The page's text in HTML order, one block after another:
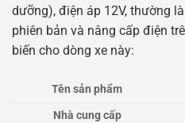
dưỡng), điện áp 12V, thường
phiên bản và nâng cấp điện
biến cho dòng xe này:
Tên sản phẩm
Nhà cung cấp